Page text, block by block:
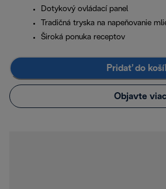
Dotykový ovládací panel
Tradičná tryska na napeňovanie
Široká ponuka receptov
Pridať do
Objavte viac